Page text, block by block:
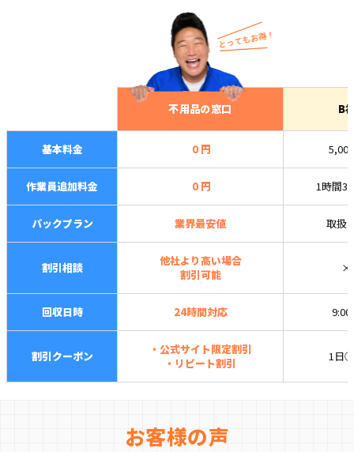
不用品の窓口 B
基本料金 ０円
作業員追加料金 ０円 1時間
パックプラン 業界最安値 取扱
割引相談
他社より高い場合
割引可能
×
回収日時 24時間対応 9:00
割引クーポン
・公式サイト限定割引
・リピート割引
1日
お客様の声